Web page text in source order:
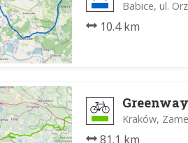
Babice, ul.
10.4 km
Kraków,
81.1 km